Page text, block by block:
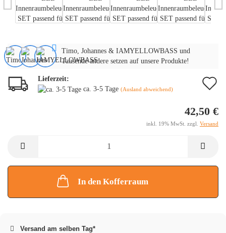
Timo, Johannes & IAMYELLOWBASS und
Tausende andere setzen auf unsere Produkte!
Lieferzeit:
ca. 3-5 Tage (Ausland abweichend)
42,50 €
inkl. 19% MwSt. zzgl. Versand
In den Kofferraum
Versand am selben Tag*